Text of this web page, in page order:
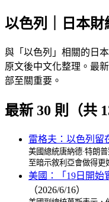
以色列｜日本財
與「以色列」相關的日
原文後中文化整理。最
部至關重要。
最新 30 則（共
雷格夫：以色列留
美國總統唐納德·特朗
至暗示敘利亞會做得更
美國：「19日開始
（2026/6/16）